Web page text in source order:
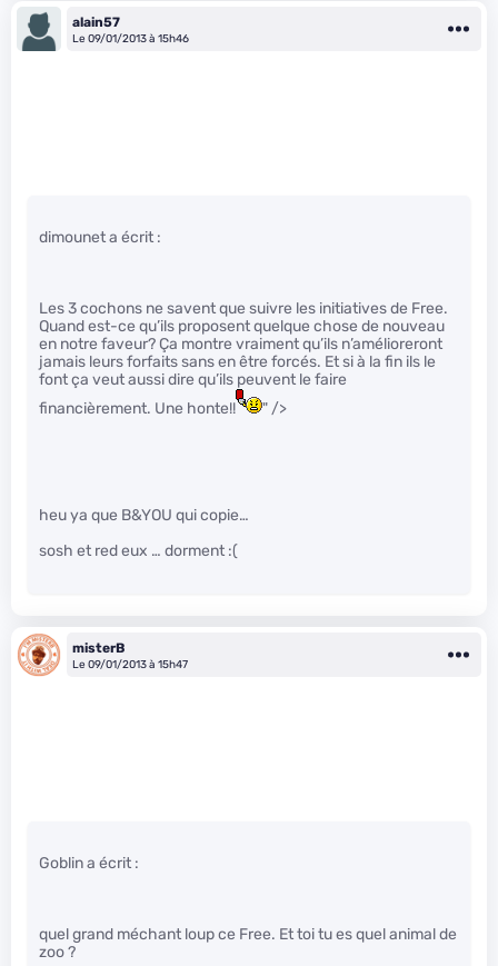
alain57
Le 09/01/2013 à 15h46
dimounet a écrit :
Les 3 cochons ne savent que suivre les initiatives de Free.
Quand est-ce qu’ils proposent quelque chose de nouveau
en notre faveur? Ça montre vraiment qu’ils n’amélioreront
jamais leurs forfaits sans en être forcés. Et si à la fin ils le
font ça veut aussi dire qu’ils peuvent le faire
financièrement. Une honte!!
" />
heu ya que B&YOU qui copie…
sosh et red eux … dorment :(
misterB
Le 09/01/2013 à 15h47
Goblin a écrit :
quel grand méchant loup ce Free. Et toi tu es quel animal de
zoo ?